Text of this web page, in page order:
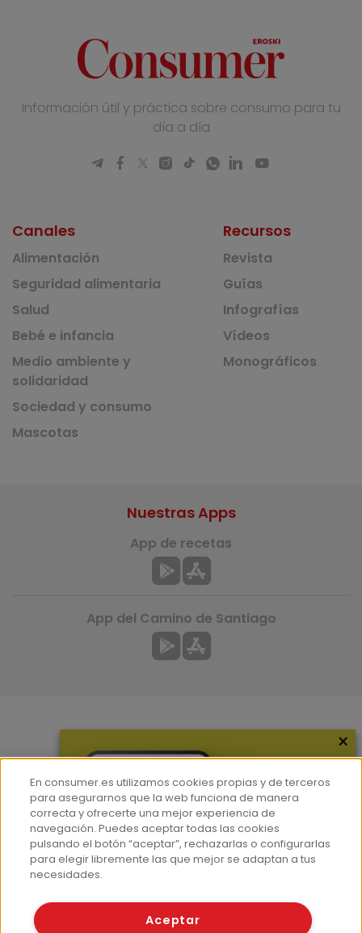
Información útil y práctica sobre consumo para tu
día a día
Canales
Alimentación
Seguridad alimentaria
Salud
Bebé e infancia
Medio ambiente y
solidaridad
Sociedad y consumo
Mascotas
Recursos
Revista
Guías
Infografías
Vídeos
Monográficos
Hemeroteca
Contacto
Prensa
Corpus Lingüístico Consumer
Nuestras Apps
App de recetas
App del Camino de Santiago
© Fundación EROSKI
×
En consumer.es utilizamos cookies propias y de terceros
para asegurarnos que la web funciona de manera
correcta y ofrecerte una mejor experiencia de
navegación. Puedes aceptar todas las cookies
pulsando el botón “aceptar”, rechazarlas o configurarlas
para elegir libremente las que mejor se adaptan a tus
necesidades.
Aceptar